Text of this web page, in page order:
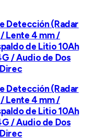
Detección (Radar
/ Lente 4 mm /
de Litio 10Ah
/ Audio de Dos
Detección (Radar
/ Lente 4 mm /
de Litio 10Ah
/ Audio de Dos